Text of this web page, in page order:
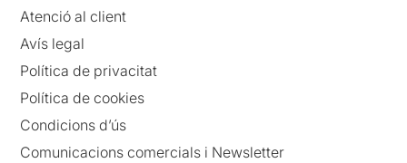
Atenció al client
Avís legal
Política de privacitat
Política de cookies
Condicions d’ús
Comunicacions comercials i Newsletter